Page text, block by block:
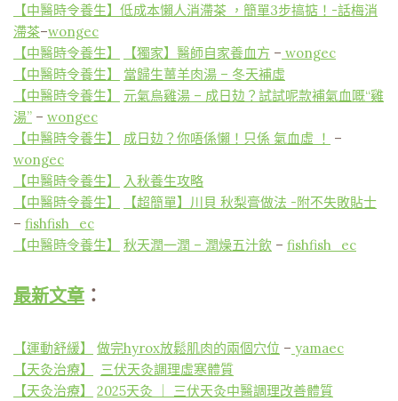
【中醫時令養生】 低成本懶人消滯茶 ，簡單3步搞掂！-話梅消
滯茶–wongec
【中醫時令養生】
【獨家】醫師自家養血方 – wongec
【中醫時令養生】
當歸生薑羊肉湯 – 冬天補虛
【中醫時令養生】
元氣烏雞湯 – 成日攰？試試呢款補氣血嘅“雞
湯” – wongec
【中醫時令養生】
成日攰？你唔係懶！只係 氣血虛 ！ –
wongec
【中醫時令養生】
入秋養生攻略
【中醫時令養生】
【超簡單】川貝 秋梨膏做法 -附不失敗貼士
– fishfish_ec
【中醫時令養生】
秋天潤一潤 – 潤燥五汁飲 – fishfish_ec
最新文章 ：
【運動舒緩】 做完hyrox放鬆肌肉的兩個穴位 – yamaec
【天灸治療】
三伏天灸調理虛寒體質
【天灸治療】
2025天灸 ｜ 三伏天灸中醫調理改善體質